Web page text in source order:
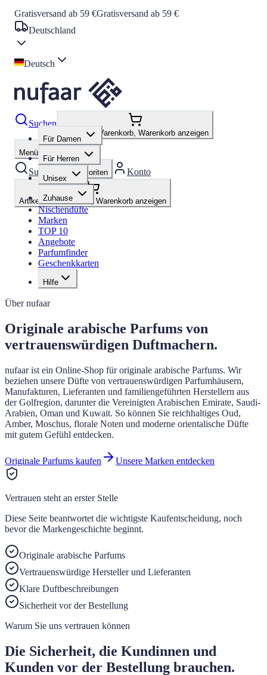
Gratisversand ab 59 €Gratisversand ab 59 €
Deutschland
Deutsch
Suchen
Artikel im Warenkorb, Warenkorb anzeigen
Menü öffnen
Suchen Favoriten Konto
Artikel im Warenkorb, Warenkorb anzeigen
Für Damen
Für Herren
Unisex
Zuhause
Nischendüfte
Marken
TOP 10
Angebote
Parfumfinder
Geschenkkarten
Hilfe
Über nufaar
Originale arabische Parfums von
vertrauenswürdigen Duftmachern.
nufaar ist ein Online-Shop für originale arabische Parfums. Wir
beziehen unsere Düfte von vertrauenswürdigen Parfumhäusern,
Manufakturen, Lieferanten und familiengeführten Herstellern aus
der Golfregion, darunter die Vereinigten Arabischen Emirate, Saudi-
Arabien, Oman und Kuwait. So können Sie reichhaltiges Oud,
Amber, Moschus, florale Noten und moderne orientalische Düfte
mit gutem Gefühl entdecken.
Originale Parfums kaufen Unsere Marken entdecken
Vertrauen steht an erster Stelle
Diese Seite beantwortet die wichtigste Kaufentscheidung, noch
bevor die Markengeschichte beginnt.
Originale arabische Parfums
Vertrauenswürdige Hersteller und Lieferanten
Klare Duftbeschreibungen
Sicherheit vor der Bestellung
Warum Sie uns vertrauen können
Die Sicherheit, die Kundinnen und
Kunden vor der Bestellung brauchen.